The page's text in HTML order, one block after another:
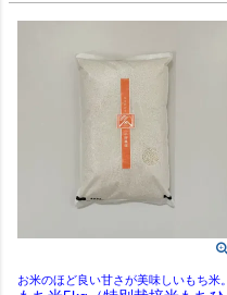
お米のほど良い甘さが美味しいもち米。